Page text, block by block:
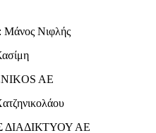
Μάνος Νιφλής
AE
ΔΙΑΔΙΚΤΥΟΥ ΑΕ